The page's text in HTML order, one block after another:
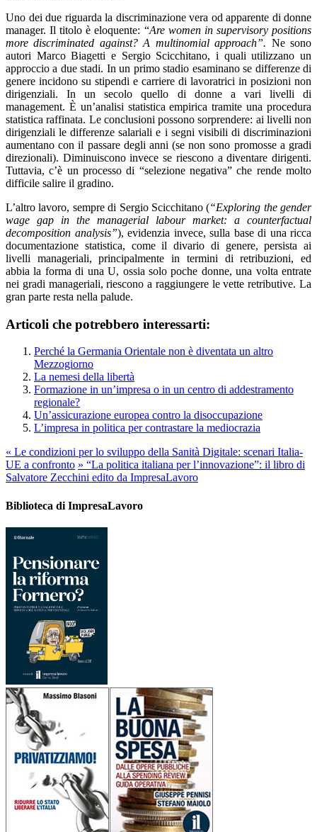
Uno dei due riguarda la discriminazione vera od apparente di donne
manager. Il titolo è eloquente: “Are women in supervisory positions
more discriminated against?A multinomial approach”. Ne sono
autori Marco Biagetti e Sergio Scicchitano, i quali utilizzano un
approccio a due stadi. In un primo stadio esaminano se differenze di
genere incidono su stipendi e carriere di lavoratrici in posizioni non
dirigenziali. In un secolo quello di donne a vari livelli di
management. È un’analisi statistica empirica tramite una procedura
statistica raffinata. Le conclusioni possono sorprendere: ai livelli non
dirigenziali le differenze salariali e i segni visibili di discriminazioni
aumentano con il passare degli anni (se non sono promosse a gradi
direzionali). Diminuiscono invece se riescono a diventare dirigenti.
Tuttavia, c’è un processo di “selezione negativa” che rende molto
difficile salire il gradino.
L’altro lavoro, sempre di Sergio Scicchitano (“Exploring the gender
wage gap in the managerial labour market: a counterfactual
decomposition analysis”), evidenzia invece, sulla base di una ricca
documentazione statistica, come il divario di genere, persista ai
livelli manageriali, principalmente in termini di retribuzioni, ed
abbia la forma di una U, ossia solo poche donne, una volta entrate
nei gradi manageriali, riescono a raggiungere le vette retributive. La
gran parte resta nella palude.
Articoli che potrebbero interessarti:
Perché la Germania Orientale non è diventata un altro
Mezzogiorno
La nemesi della libertà
Formazione in un’impresa o in un centro di addestramento
regionale?
Un’assicurazione europea contro la disoccupazione
L’impresa in politica per contrastare la mediocrazia
« Le condizioni per lo sviluppo della Sanità Digitale: scenari Italia-
UE a confronto » “La politica italiana per l’innovazione”: il libro di
Salvatore Zecchini edito da ImpresaLavoro
Biblioteca di ImpresaLavoro